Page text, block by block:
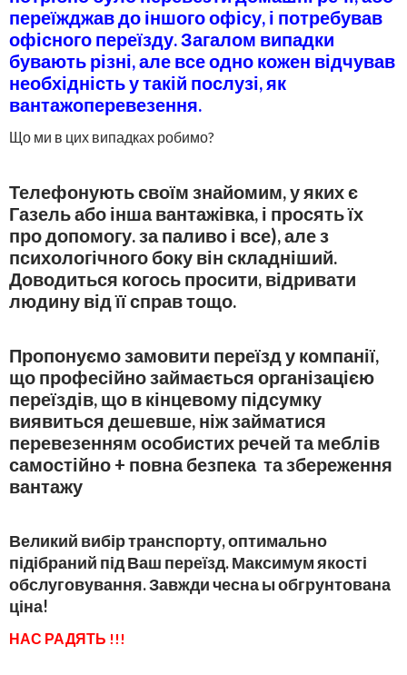
переїжджав до іншого офісу, і потребував
офісного переїзду. Загалом випадки
бувають різні, але все одно кожен відчував
необхідність у такій послузі, як
вантажоперевезення.
Що ми в цих випадках робимо?
Телефонують своїм знайомим, у яких є
Газель або інша вантажівка, і просять їх
про допомогу. за паливо і все), але з
психологічного боку він складніший.
Доводиться когось просити, відривати
людину від її справ тощо.
Пропонуємо замовити переїзд у компанії,
що професійно займається організацією
переїздів, що в кінцевому підсумку
виявиться дешевше, ніж займатися
перевезенням особистих речей та меблів
самостійно + повна безпека та збереження
вантажу
Великий вибір транспорту, оптимально
підібраний під Ваш переїзд. Максимум якості
обслуговування. Завжди чесна ы обгрунтована
ціна!
НАС РАДЯТЬ !!!